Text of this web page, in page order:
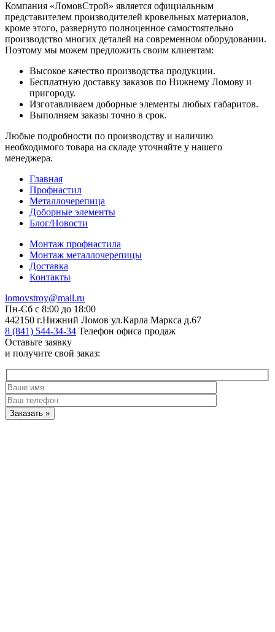
Компания «ЛомовСтрой» является официальным
представителем производителей кровельных материалов,
кроме этого, развернуто полноценное самостоятельно
производство многих деталей на современном оборудовании.
Поэтому мы можем предложить своим клиентам:
Высокое качество производства продукции.
Бесплатную доставку заказов по Нижнему Ломову и
пригороду.
Изготавливаем доборные элементы любых габаритов.
Выполняем заказы точно в срок.
Любые подробности по производству и наличию
необходимого товара на складе уточняйте у нашего
менеджера.
Главная
Профнастил
Металлочерепица
Доборные элементы
Блог/Новости
Монтаж профнастила
Монтаж металлочерепицы
Доставка
Контакты
lomovstroy@mail.ru
Пн-Cб с 8:00 до 18:00
442150 г.Нижний Ломов ул.Карла Маркса д.67
8 (841) 544-34-34 Телефон офиса продаж
Оставьте заявку
и получите свой заказ:
Заказать »